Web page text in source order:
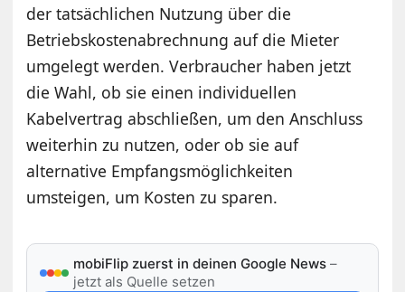
der tatsächlichen Nutzung über die
Betriebskostenabrechnung auf die Mieter
umgelegt werden. Verbraucher haben jetzt
die Wahl, ob sie einen individuellen
Kabelvertrag abschließen, um den Anschluss
weiterhin zu nutzen, oder ob sie auf
alternative Empfangsmöglichkeiten
umsteigen, um Kosten zu sparen.
mobiFlip zuerst in deinen Google News –
jetzt als Quelle setzen